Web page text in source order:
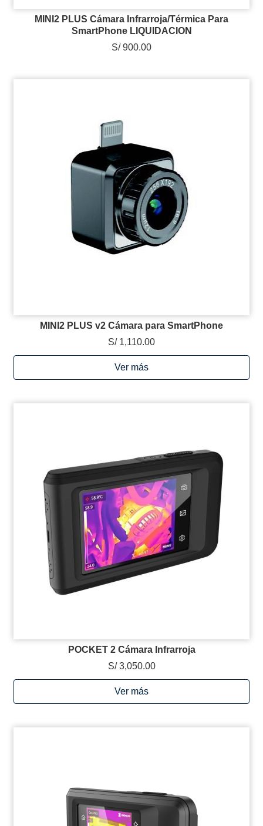
MINI2 PLUS Cámara Infrarroja/Térmica Para
SmartPhone LIQUIDACION
S/ 900.00
MINI2 PLUS v2 Cámara para SmartPhone
S/ 1,110.00
Ver más
POCKET 2 Cámara Infrarroja
S/ 3,050.00
Ver más